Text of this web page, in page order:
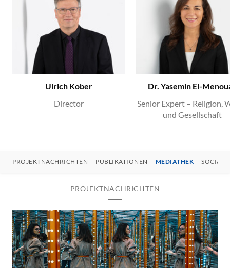
Ulrich Kober
Director
Dr. Yasemin El-
Senior Expert – Religion,
und Gesellschaft
PROJEKTNACHRICHTEN PUBLIKATIONEN MEDIATHEK SOCIAL
PROJEKTNACHRICHTEN